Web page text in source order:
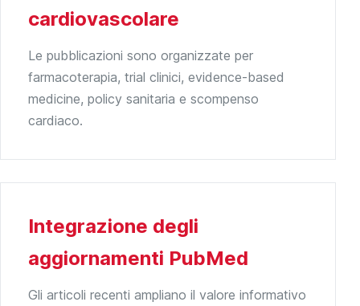
cardiovascolare
Le pubblicazioni sono organizzate per
farmacoterapia, trial clinici, evidence-based
medicine, policy sanitaria e scompenso
cardiaco.
Integrazione degli
aggiornamenti PubMed
Gli articoli recenti ampliano il valore informativo